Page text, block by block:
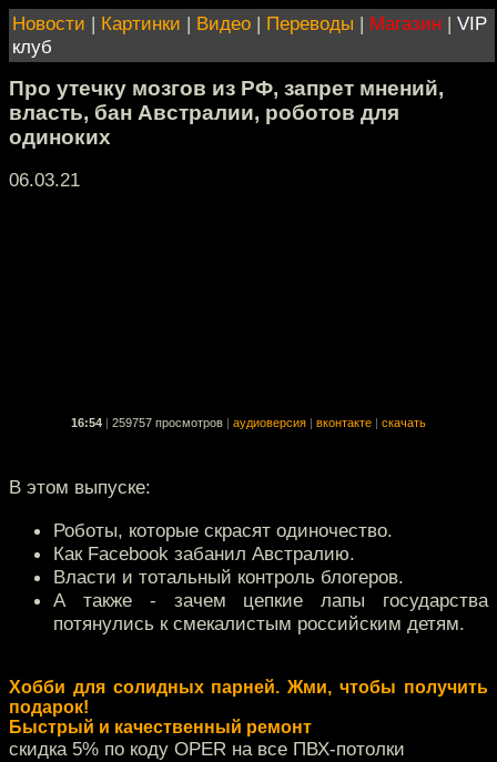
Новости | Картинки | Видео | Переводы | Магазин | VIP
клуб
Про утечку мозгов из РФ, запрет мнений,
власть, бан Австралии, роботов для
одиноких
06.03.21
16:54 259757 просмотров аудиоверсия вконтакте скачать
В этом выпуске:
Роботы, которые скрасят одиночество.
Как Facebook забанил Австралию.
Власти и тотальный контроль блогеров.
А также - зачем цепкие лапы государства
потянулись к смекалистым российским детям.
Хобби для солидных парней. Жми, чтобы получить
подарок!
Быстрый и качественный ремонт
скидка 5% по коду OPER на все ПВХ-потолки